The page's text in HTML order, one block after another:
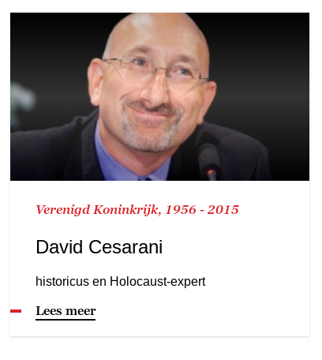
Verenigd Koninkrijk, 1956 - 2015
David Cesarani
historicus en Holocaust-expert
Lees meer